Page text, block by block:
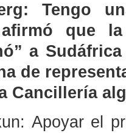
Tengo
afirmó que
a
de
Cancillería
Apoyar el